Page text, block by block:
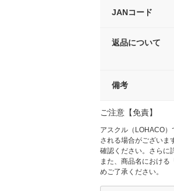
JANコード
返品について
備考
ご注意【免責】
アスクル（LOHACO
される場合がございま
確認ください。さらに
また、商品名における
めご了承ください。